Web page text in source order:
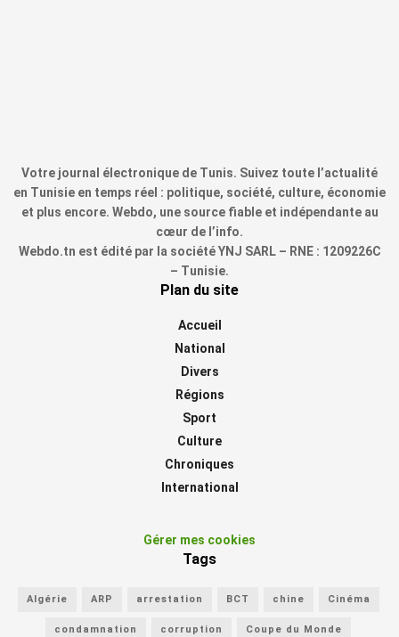
Votre journal électronique de Tunis. Suivez toute l’actualité
en Tunisie en temps réel : politique, société, culture, économie
et plus encore. Webdo, une source fiable et indépendante au
cœur de l’info.
Webdo.tn est édité par la société YNJ SARL – RNE : 1209226C
– Tunisie.
Plan du site
Accueil
National
Divers
Régions
Sport
Culture
Chroniques
International
Gérer mes cookies
Tags
Algérie ARP arrestation BCT chine Cinéma
condamnation corruption Coupe du Monde